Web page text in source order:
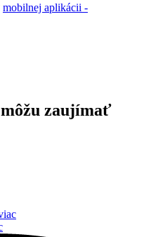
mobilnej aplikácii -
zaujímať